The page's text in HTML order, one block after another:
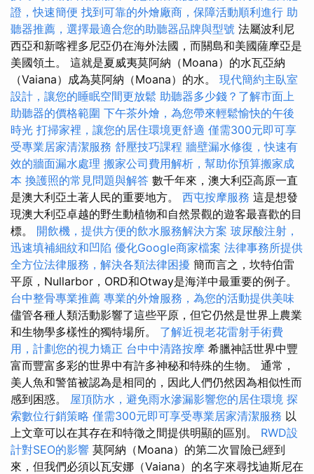
證，快速簡便 找到可靠的外燴廠商，保障活動順利進行 助
聽器推薦，選擇最適合您的助聽器品牌與型號 法屬波利尼
西亞和新喀裡多尼亞仍在海外法國，而關島和美國薩摩亞是
美國領土。 這就是夏威夷莫阿納（Moana）的水瓦亞納
（Vaiana）成為莫阿納（Moana）的水。 現代簡約主臥室
設計，讓您的睡眠空間更放鬆 助聽器多少錢？了解市面上
助聽器的價格範圍 下午茶外燴，為您帶來輕鬆愉快的午後
時光 打掃家裡，讓您的居住環境更舒適 僅需300元即可享
受專業居家清潔服務 舒壓技巧課程 牆壁漏水修復，快速有
效的牆面漏水處理 搬家公司費用解析，幫助你預算搬家成
本 換護照的常見問題與解答 數千年來，澳大利亞高原一直
是澳大利亞土著人民的重要地方。 西屯按摩服務 這是想發
現澳大利亞卓越的野生動植物和自然景觀的遊客最喜歡的目
標。 開飲機，提供方便的飲水服務解決方案 玻尿酸注射，
迅速填補細紋和凹陷 優化Google商家檔案 法律事務所提供
全方位法律服務，解決各類法律困擾 簡而言之，坎特伯雷
平原，Nullarbor，ORD和Otway是海洋中最重要的例子。
台中整骨專業推薦 專業的外燴服務，為您的活動提供美味
儘管各種人類活動影響了這些平原，但它仍然是世界上農業
和生物學多樣性的獨特場所。 了解近視老花雷射手術費
用，計劃您的視力矯正 台中中清路按摩 希臘神話世界中豐
富而豐富多彩的世界中有許多神秘和特殊的生物。 通常，
美人魚和警笛被認為是相同的，因此人們仍然因為相似性而
感到困惑。 屋頂防水，避免雨水滲漏影響您的居住環境 探
索數位行銷策略 僅需300元即可享受專業居家清潔服務 以
上文章可以在其存在和特徵之間提供明顯的區別。 RWD設
計對SEO的影響 莫阿納（Moana）的第二次冒險已經到
來，但我們必須以瓦安娜（Vaiana）的名字來尋找迪斯尼在